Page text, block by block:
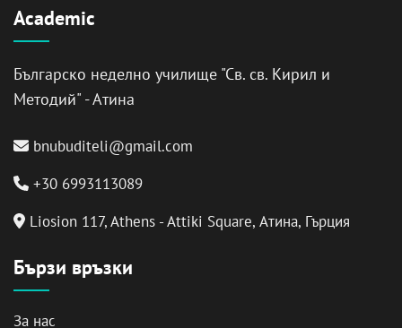
Academic
Българско неделно училище "Св. св. Кирил и
Методий" - Атина
bnubuditeli@gmail.com
+30 6993113089
Liosion 117, Athens - Attiki Square, Атина, Гърция
Бързи връзки
За нас